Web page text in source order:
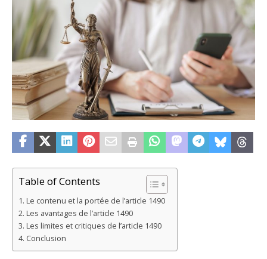
Table of Contents
Le contenu et la portée de l’article 1490
Les avantages de l’article 1490
Les limites et critiques de l’article 1490
Conclusion